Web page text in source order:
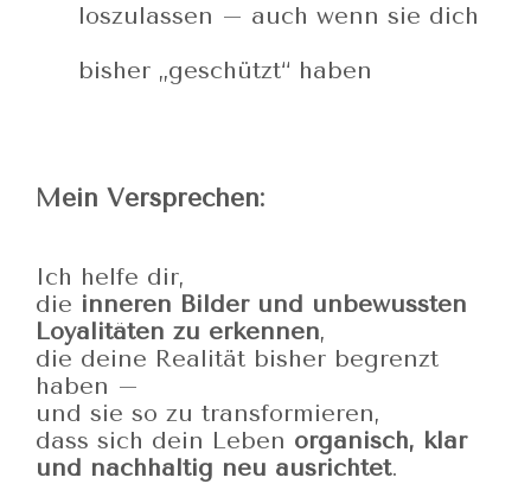
loszulassen – auch wenn sie dich
bisher „geschützt“ haben
Mein Versprechen:
Ich helfe dir,
die inneren Bilder und unbewussten
Loyalitäten zu erkennen,
die deine Realität bisher begrenzt
haben –
und sie so zu transformieren,
dass sich dein Leben organisch, klar
und nachhaltig neu ausrichtet.